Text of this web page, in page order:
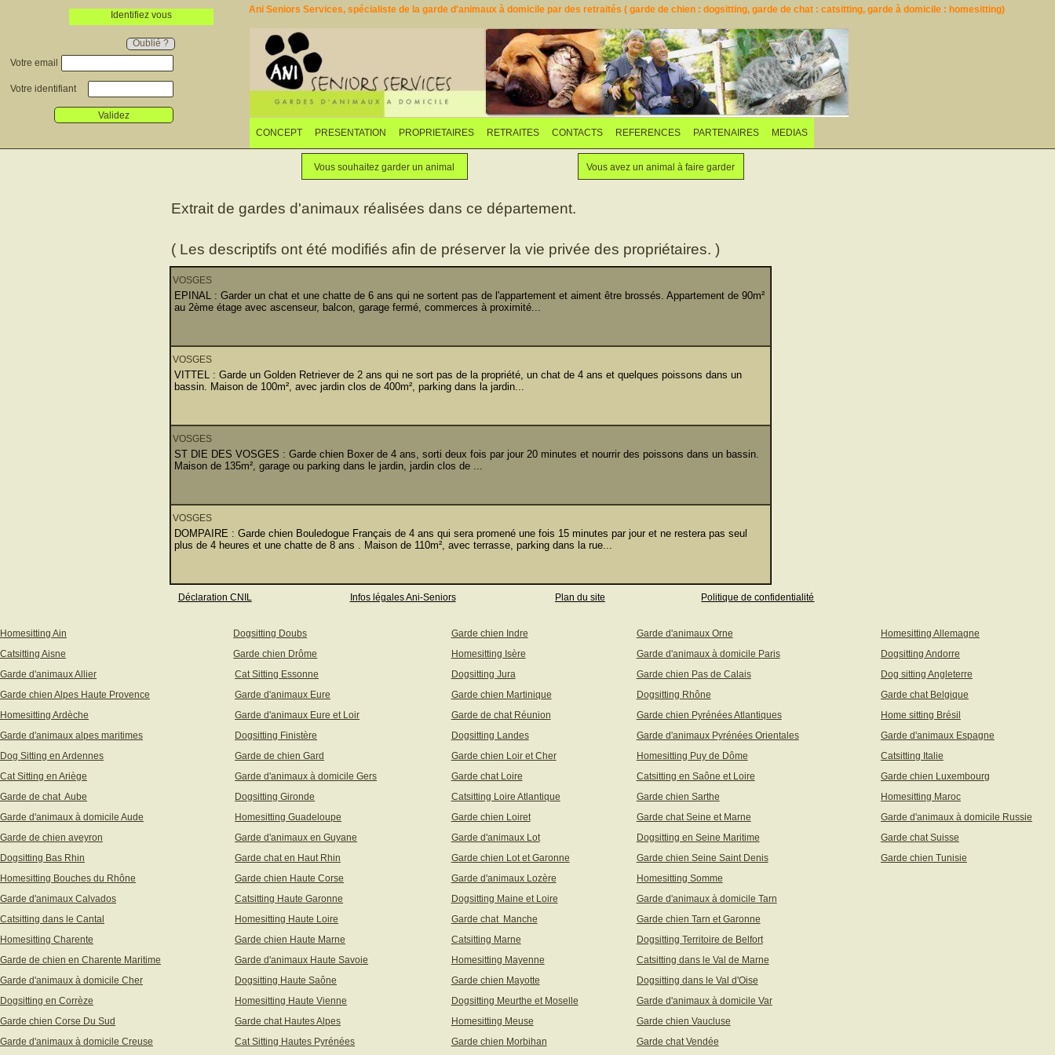
Identifiez vous
Oublié ?
Votre email
Votre identifiant
Validez
Ani Seniors Services, spécialiste de la garde d'animaux à domicile par des retraités ( garde de chien : dogsitting, garde de chat : catsitting, garde à domicile : homesitting)
CONCEPT PRESENTATION PROPRIETAIRES
Faites garder votre animal
RETRAITES
Vous souhaitez garder un animal
CONTACTS REFERENCES PARTENAIRES MEDIAS
Vous souhaitez garder un animal Vous avez un animal à faire garder
Extrait de gardes d'animaux réalisées dans ce département.
( Les descriptifs ont été modifiés afin de préserver la vie privée des propriétaires. )
VOSGES
EPINAL : Garder un chat et une chatte de 6 ans qui ne sortent pas de l'appartement et aiment être brossés. Appartement de 90m²
au 2ème étage avec ascenseur, balcon, garage fermé, commerces à proximité...
VOSGES
VITTEL : Garde un Golden Retriever de 2 ans qui ne sort pas de la propriété, un chat de 4 ans et quelques poissons dans un
bassin. Maison de 100m², avec jardin clos de 400m², parking dans la jardin...
VOSGES
ST DIE DES VOSGES : Garde chien Boxer de 4 ans, sorti deux fois par jour 20 minutes et nourrir des poissons dans un bassin.
Maison de 135m², garage ou parking dans le jardin, jardin clos de ...
VOSGES
DOMPAIRE : Garde chien Bouledogue Français de 4 ans qui sera promené une fois 15 minutes par jour et ne restera pas seul
plus de 4 heures et une chatte de 8 ans . Maison de 110m², avec terrasse, parking dans la rue...
Déclaration CNIL Infos légales Ani-Seniors Plan du site Politique de confidentialité
Homesitting Ain Dogsitting Doubs Garde chien Indre Garde d'animaux Orne
Homesitting Allemagne
Catsitting Aisne
Garde chien Drôme Homesitting Isère Garde d'animaux à domicile Paris
Dogsitting Andorre
Garde d'animaux Allier
Cat Sitting Essonne Dogsitting Jura Garde chien Pas de Calais
Dog sitting Angleterre
Garde chien Alpes Haute Provence
Garde d'animaux Eure Garde chien Martinique Dogsitting Rhône
Garde chat Belgique
Homesitting Ardèche
Garde d'animaux Eure et Loir Garde de chat Réunion Garde chien Pyrénées Atlantiques
Home sitting Brésil
Garde d'animaux alpes maritimes
Dogsitting Finistère Dogsitting Landes Garde d'animaux Pyrénées Orientales
Garde d'animaux Espagne
Dog Sitting en Ardennes
Garde de chien Gard Garde chien Loir et Cher Homesitting Puy de Dôme
Catsitting Italie
Cat Sitting en Ariège
Garde d'animaux à domicile Gers Garde chat Loire Catsitting en Saône et Loire
Garde chien Luxembourg
Garde de chat Aube
Dogsitting Gironde Catsitting Loire Atlantique Garde chien Sarthe
Homesitting Maroc
Garde d'animaux à domicile Aude
Homesitting Guadeloupe Garde chien Loiret Garde chat Seine et Marne
Garde d'animaux à domicile Russie
Garde de chien aveyron
Garde d'animaux en Guyane Garde d'animaux Lot Dogsitting en Seine Maritime
Garde chat Suisse
Dogsitting Bas Rhin
Garde chat en Haut Rhin Garde chien Lot et Garonne Garde chien Seine Saint Denis
Garde chien Tunisie
Homesitting Bouches du Rhône
Garde chien Haute Corse Garde d'animaux Lozère
Homesitting Somme
Garde d'animaux Calvados
Catsitting Haute Garonne Dogsitting Maine et Loire
Garde d'animaux à domicile Tarn
Catsitting dans le Cantal
Homesitting Haute Loire Garde chat Manche
Garde chien Tarn et Garonne
Homesitting Charente
Garde chien Haute Marne Catsitting Marne
Dogsitting Territoire de Belfort
Garde de chien en Charente Maritime
Garde d'animaux Haute Savoie Homesitting Mayenne
Catsitting dans le Val de Marne
Garde d'animaux à domicile Cher
Dogsitting Haute Saône Garde chien Mayotte
Dogsitting dans le Val d'Oise
Dogsitting en Corrèze
Homesitting Haute Vienne Dogsitting Meurthe et Moselle
Garde d'animaux à domicile Var
Garde chien Corse Du Sud
Garde chat Hautes Alpes Homesitting Meuse
Garde chien Vaucluse
Garde d'animaux à domicile Creuse
Cat Sitting Hautes Pyrénées Garde chien Morbihan Garde chat Vendée